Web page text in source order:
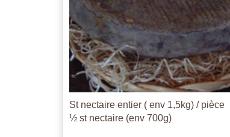
St nectaire entier ( env 1,5kg) / pièce
½ st nectaire (env 700g)